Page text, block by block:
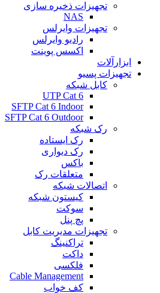
تجهیزات ذخیره سازی
NAS
تجهیزات وایرلس
رادیو وایرلس
اکسس پوینت
ابزارآلات
تجهیزات پسیو
کابل شبکه
UTP Cat 6
SFTP Cat 6 Indoor
SFTP Cat 6 Outdoor
رک شبکه
رک ایستاده
رک دیواری
باکس
متعلقات رک
اتصالات شبکه
کیستون شبکه
سوکت
پچ پنل
تجهیزات مدیریت کابل
تراکنینگ
داکت
فلکسی
Cable Management
کف خواب